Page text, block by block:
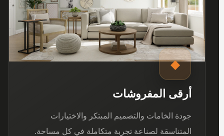
◆
أرقى المفروشات
جودة الخامات والتصميم المبتكر والاختيارات
المتناسقة لصناعة تجربة متكاملة في كل مساحة.